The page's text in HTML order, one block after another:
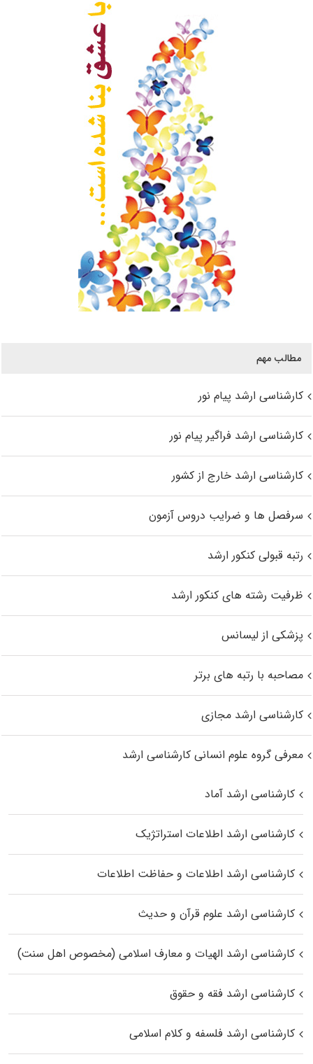
مطالب مهم
کارشناسی ارشد پیام نور
کارشناسی ارشد فراگیر پیام نور
کارشناسی ارشد خارج از کشور
سرفصل ها و ضرایب دروس آزمون
رتبه قبولی کنکور ارشد
ظرفیت رشته های کنکور ارشد
پزشکی از لیسانس
مصاحبه با رتبه های برتر
کارشناسی ارشد مجازی
معرفی گروه علوم انسانی کارشناسی ارشد
کارشناسی ارشد آماد
کارشناسی ارشد اطلاعات استراتژیک
کارشناسی ارشد اطلاعات و حفاظت اطلاعات
کارشناسی ارشد علوم قرآن و حدیث
کارشناسی ارشد الهیات و معارف اسلامی (مخصوص اهل سنت)
کارشناسی ارشد فقه و حقوق
کارشناسی ارشد فلسفه و کلام اسلامی